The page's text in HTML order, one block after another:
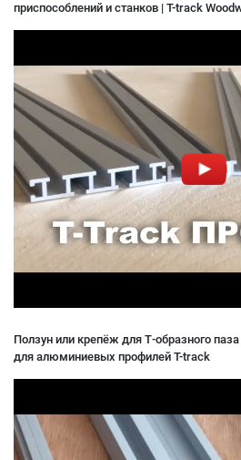
приспособлений и станков | T-track
Ползун или крепёж для Т-образного
для алюминиевых профилей T-track